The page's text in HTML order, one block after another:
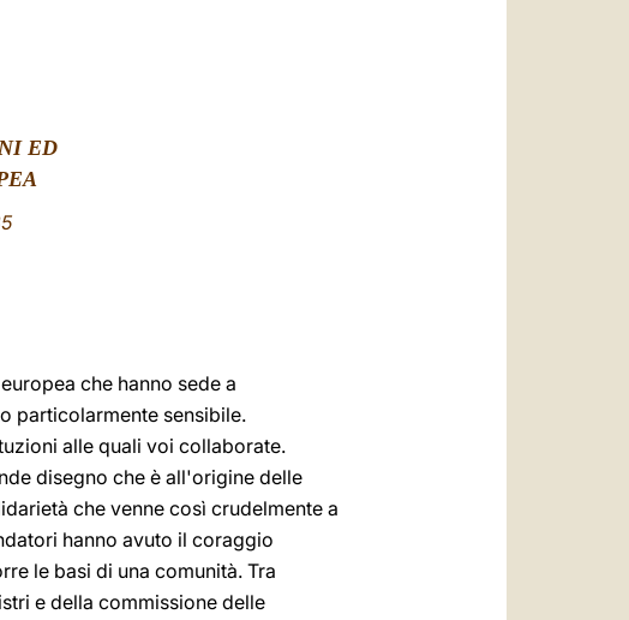
ED
che hanno sede a
particolarmente sensibile.
alle quali voi collaborate.
disegno che è all'origine delle
che venne così crudelmente a
hanno avuto il coraggio
le basi di una comunità. Tra
e della commissione delle